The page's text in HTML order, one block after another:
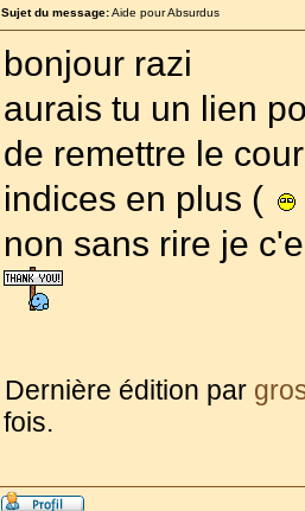
Sujet du message:Aide pour Absurdus
bonjour razi
aurais tu un lien
de remettre le
indices en plus (
non sans rire je
Dernière édition par
fois.